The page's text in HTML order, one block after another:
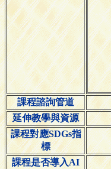
課程諮詢管道
延伸教學與資源
課程對應SDGs指
標
課程是否導入AI